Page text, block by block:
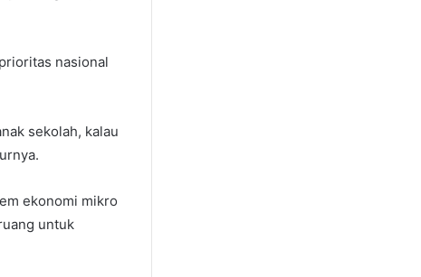
nasional
sekolah, kalau
ekonomi mikro
untuk